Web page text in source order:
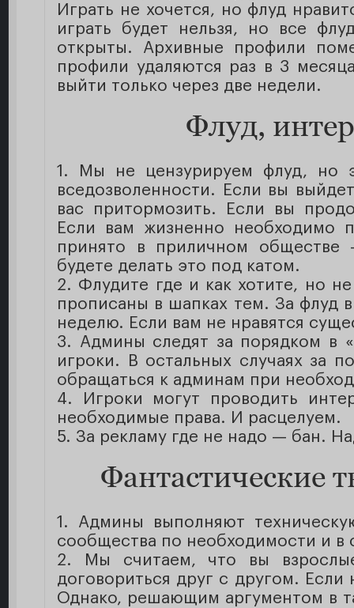
Играть не хочется, но флуд
играть будет нельзя, но все
открыты. Архивные профили
профили удаляются раз в 3
выйти только через две недели.
Флуд,
1. Мы не цензурируем флуд, но
вседозволенности. Если вы
вас притормозить. Если вы
Если вам жизненно необходимо
принято в приличном
будете делать это под катом.
2. Флудите где и как хотите, но
прописаны в шапках тем. За флуд
неделю. Если вам не нравятся
3. Админы следят за порядком в
игроки. В остальных случаях за
обращаться к админам при
4. Игроки могут проводить
необходимые права. И расцелуем.
5. За рекламу где не надо — бан.
Фантастические
1. Админы выполняют
сообщества по необходимости и в
2. Мы считаем, что вы
договориться друг с другом.
Однако, решающим аргументом в